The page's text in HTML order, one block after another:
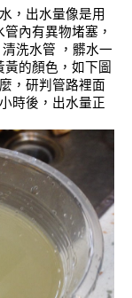
，出水量像是用
內有異物堵塞，
洗水管 ，髒水一
的顏色，如下圖
，研判管路裡面
時後，出水量正